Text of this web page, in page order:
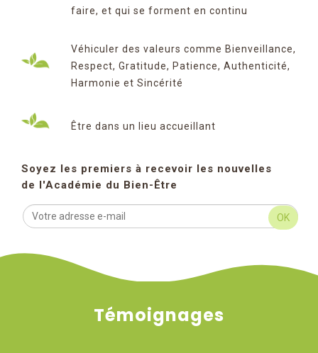
faire, et qui se forment en continu
Véhiculer des valeurs comme Bienveillance,
Respect, Gratitude, Patience, Authenticité,
Harmonie et Sincérité
Être dans un lieu accueillant
Soyez les premiers à recevoir les nouvelles
de l'Académie du Bien-Être
OK
Témoignages